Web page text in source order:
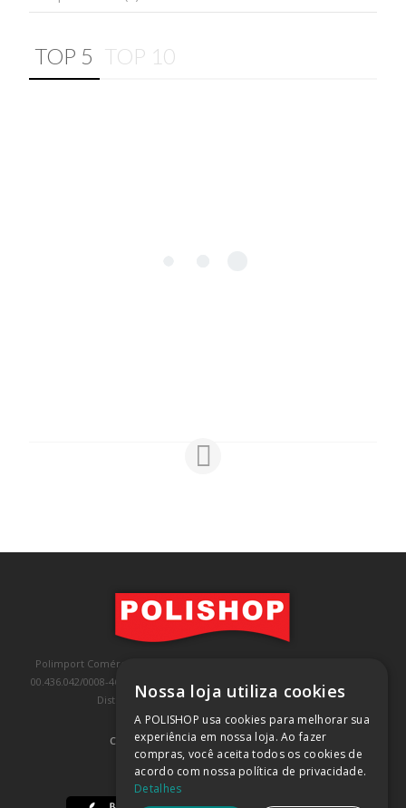
TOP 5 TOP 10
Polimport Comércio e Exportação LTDA, inscrita no CNPJ/MF sob o nº
00.436.042/0008-46, IE 407.458.707.103, com sede na Rua Kanebo, nº 175,
Distrito Industrial, Jundiaí/SP, CEP: 13213-090
COMPRA 100% SEGURA (SAIBA MAIS)
BAIXE NOSSO APP
Nossa loja utiliza cookies
A POLISHOP usa cookies para melhorar sua
experiência em nossa loja. Ao fazer
compras, você aceita todos os cookies de
acordo com nossa política de privacidade.
Detalhes